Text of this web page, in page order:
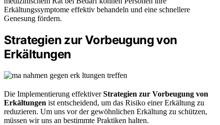
Erkältungssymptome effektiv behandeln und eine schnellere
Genesung fördern.
Strategien zur Vorbeugung von
Erkältungen
Die Implementierung effektiverStrategien zur Vorbeugung von
Erkältungen ist entscheidend, um das Risiko einer Erkältung zu
reduzieren. Um uns vor der gewöhnlichen Erkältung zu schützen,
müssen wir uns an bestimmte Praktiken halten.